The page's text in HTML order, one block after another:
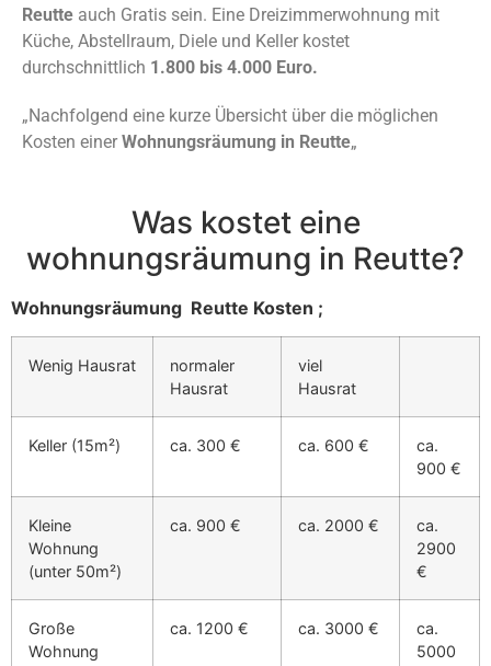
Reutte auch Gratis sein. Eine Dreizimmerwohnung mit
Küche, Abstellraum, Diele und Keller kostet
durchschnittlich 1.800 bis 4.000 Euro.
„Nachfolgend eine kurze Übersicht über die möglichen
Kosten einer Wohnungsräumung in Reutte„
Was kostet eine
wohnungsräumung in Reutte?
Wohnungsräumung Reutte Kosten ;
Wenig Hausrat
normaler
Hausrat
viel
Hausrat
Keller (15m²) ca. 300 € ca. 600 €
ca.
900 €
Kleine
Wohnung
(unter 50m²)
ca. 900 € ca. 2000 €
ca.
2900
€
Große
Wohnung
ca. 1200 € ca. 3000 €
ca.
5000